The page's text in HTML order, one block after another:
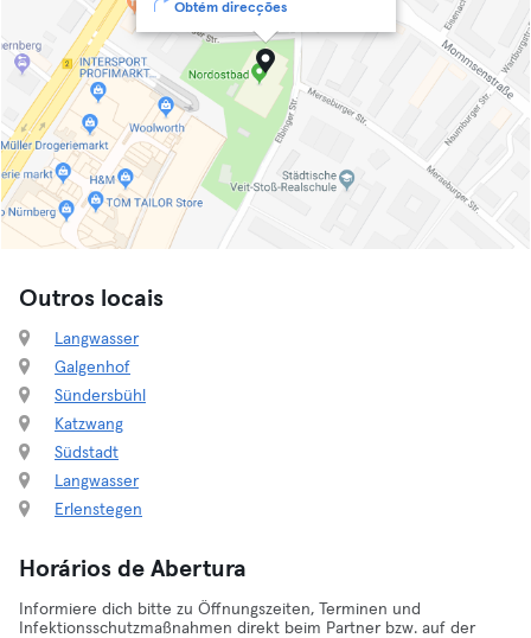
Obtém direcções
Outros locais
Langwasser
Galgenhof
Sündersbühl
Katzwang
Südstadt
Langwasser
Erlenstegen
Horários de Abertura
Informiere dich bitte zu Öffnungszeiten, Terminen und
Infektionsschutzmaßnahmen direkt beim Partner bzw. auf der